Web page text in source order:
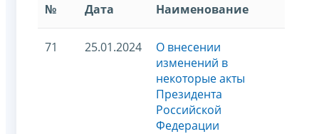
№ Дата Наименование
71 25.01.2024
О внесении
изменений в
некоторые акты
Президента
Российской
Федерации